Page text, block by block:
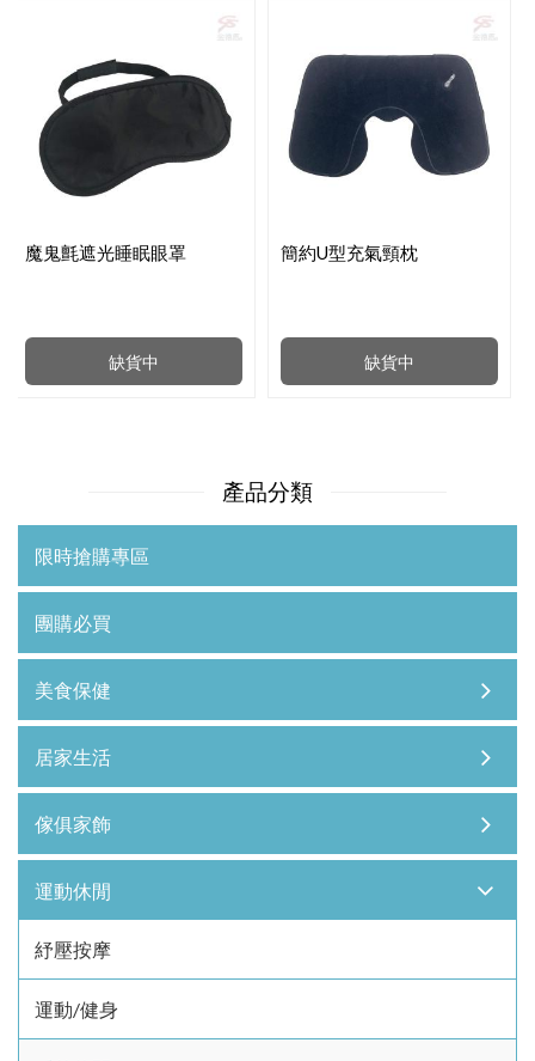
缺貨中
魔鬼氈遮光睡眠眼罩
缺貨中
簡約U型充氣頸枕
產品分類
限時搶購專區
團購必買
美食保健
居家生活
傢俱家飾
運動休閒
紓壓按摩
運動/健身